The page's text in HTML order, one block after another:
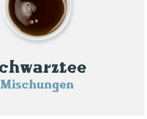
Mischungen